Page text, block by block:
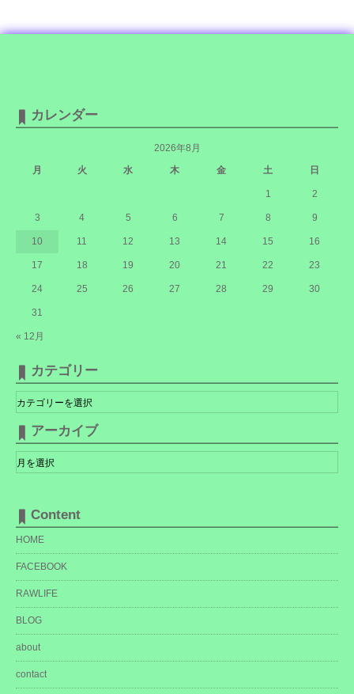
カレンダー
2026年8月
月
火 水 木 金 土 日
« 12月
1 2
3 4 5 6 7 8 9
10 11 12 13 14 15 16
17 18 19 20 21 22 23
24 25 26 27 28 29 30
31
カテゴリー
カ
テ
ゴ
リ
アーカイブ
ア
ー
カ
Content
HOME
FACEBOOK
RAWLIFE
BLOG
about
contact